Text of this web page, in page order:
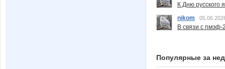
К Дню русского
nikom
В связи с пмэф-
Популярные за